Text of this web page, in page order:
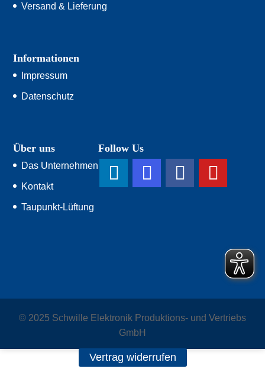
Versand & Lieferung
Informationen
Impressum
Datenschutz
Über uns
Das Unternehmen
Kontakt
Taupunkt-Lüftung
Follow Us
© 2025 Schwille Elektronik Produktions- und Vertriebs
GmbH
Vertrag widerrufen